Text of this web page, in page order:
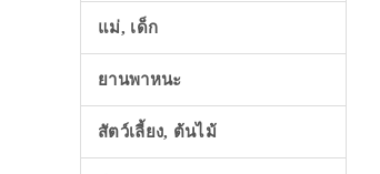
แม่, เด็ก
ยานพาหนะ
สัตว์เลี้ยง, ต้นไม้